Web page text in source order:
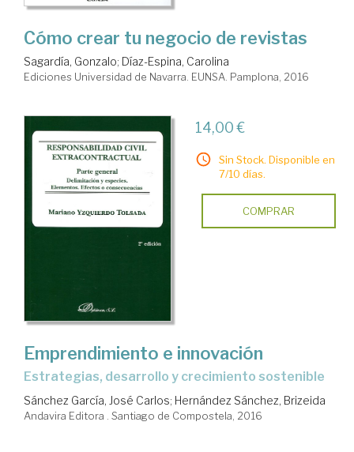
Cómo crear tu negocio de revistas
Sagardía, Gonzalo; Díaz-Espina, Carolina
Ediciones Universidad de Navarra. EUNSA. Pamplona, 2016
14,00 €
Sin Stock. Disponible en
7/10 días.
COMPRAR
Emprendimiento e innovación
estrategias, desarrollo y crecimiento sostenible
Sánchez García, José Carlos; Hernández Sánchez, Brizeida
Andavira Editora . Santiago de Compostela, 2016